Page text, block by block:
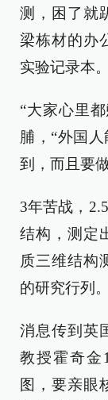
测，困了就
梁栋材的办
实验记录本。
“大家心里
脯，“外国
到，而且要
3年苦战，
结构，测定
质三维结构
的研究行列。
消息传到英
教授霍奇金
图，要亲眼